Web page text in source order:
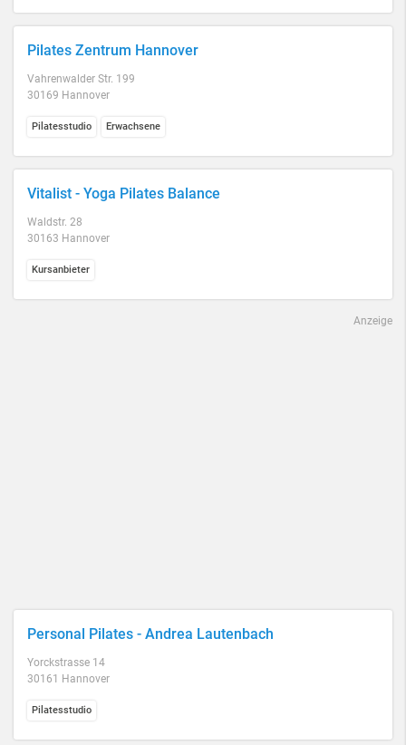
Pilates Zentrum Hannover
Vahrenwalder Str. 199
30169 Hannover
Pilatesstudio Erwachsene
Vitalist - Yoga Pilates Balance
Waldstr. 28
30163 Hannover
Kursanbieter
Anzeige
Personal Pilates - Andrea Lautenbach
Yorckstrasse 14
30161 Hannover
Pilatesstudio